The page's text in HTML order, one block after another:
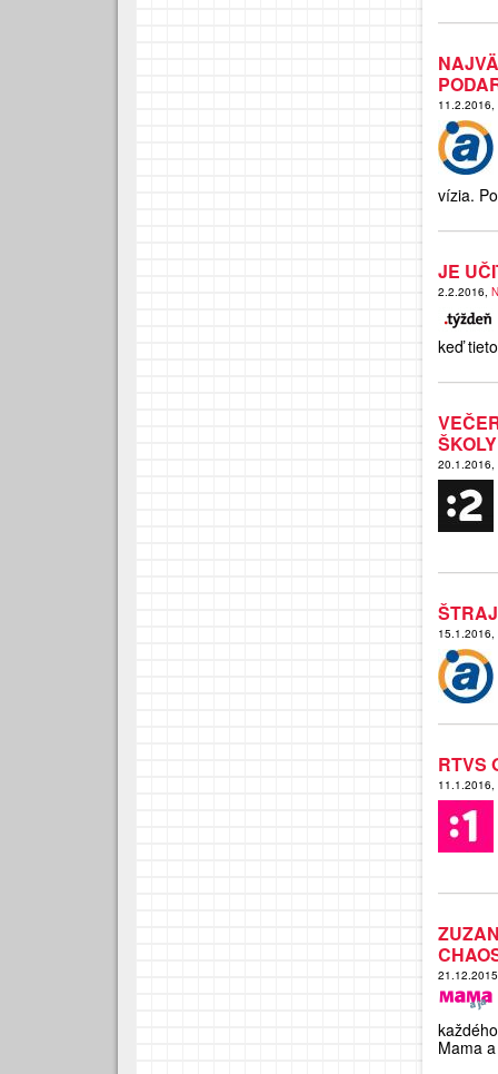
11.2.2016,
vízia.
JE
2.2.2016,
keď
ŠKOLY
20.1.2016,
15.1.2016,
RTVS
11.1.2016,
Mama